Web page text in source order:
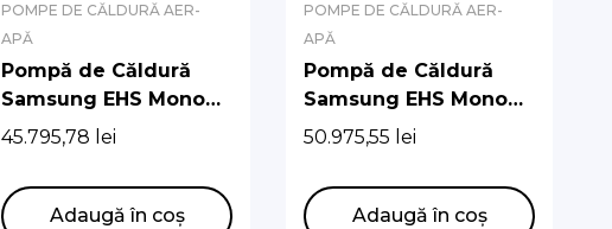
POMPE DE CĂLDURĂ AER-
APĂ
Pompă de Căldură
Samsung EHS Mono
R290 cu Hydro Unit
de circulatie)
AE200DNXMPK/EU,
45.795,78 lei
Adaugă în coș
POMPE DE CĂLDURĂ AER-
APĂ
Pompă de Căldură
Samsung EHS Mono
R290 cu Hydro Unit
de circulatie)
AE200DNXMPK/EU,
50.975,55 lei
Adaugă în coș